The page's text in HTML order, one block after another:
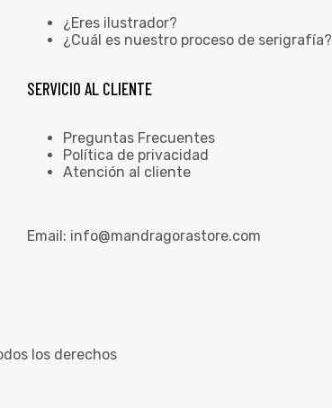
¿Eres ilustrador?
¿Cuál es nuestro proceso de serigrafía?
SERVICIO AL CLIENTE
Preguntas Frecuentes
Política de privacidad
Atención al cliente
Email: info@mandragorastore.com
los derechos